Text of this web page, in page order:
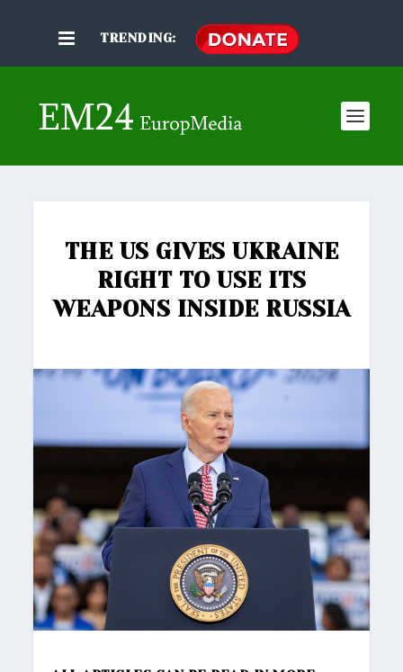
TRENDING:
THE US GIVES UKRAINE
RIGHT TO USE ITS
WEAPONS INSIDE RUSSIA